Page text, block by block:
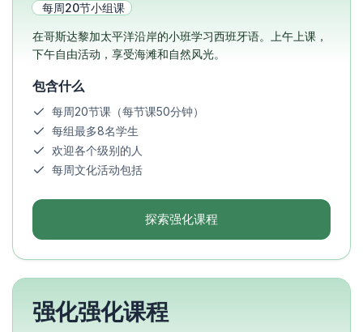
每周20节小组课
在哥斯达黎加太平洋沿岸的小班学习西班牙语。上午上课，
下午自由活动，享受海滩和自然风光。
包含什么
每周20节课（每节课50分钟）
每组最多8名学生
欢迎各个级别的人
每周文化活动包括
探索强化课程
强化强化课程